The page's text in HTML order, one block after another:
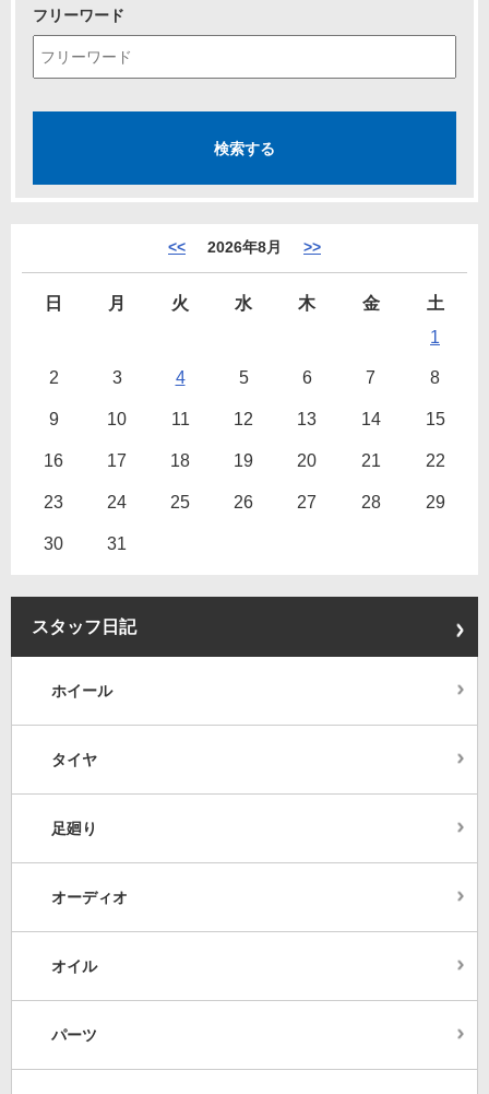
フリーワード
<< 2026年8月 >>
日 月 火 水 木 金
土
1
2 3 4 5 6 7 8
9 10 11 12 13 14 15
16 17 18 19 20 21 22
23 24 25 26 27 28 29
30 31
スタッフ日記
ホイール
タイヤ
足廻り
オーディオ
オイル
パーツ